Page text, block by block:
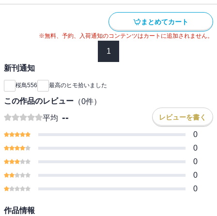
まとめてカート
※無料、予約、入荷通知のコンテンツはカートに追加されません。
1
新刊通知
桜鳥556 最高のヒモ拾いました
この作品のレビュー （0件）
平均 -- レビューを書く
0
0
0
0
0
作品情報